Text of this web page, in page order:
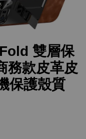
雙層保
務款皮革皮
保護殼質